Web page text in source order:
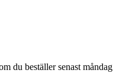
du beställer senast måndag